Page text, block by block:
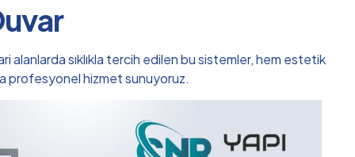
alanlarda sıklıkla tercih edilen bu sistemler, hem estetik
profesyonel hizmet sunuyoruz.